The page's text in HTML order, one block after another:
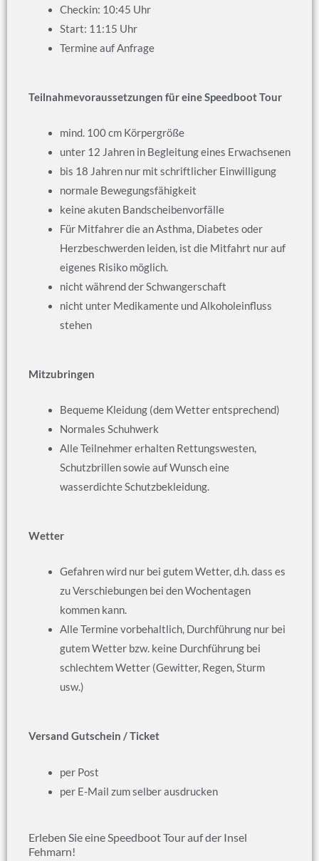
Checkin: 10:45 Uhr
Start: 11:15 Uhr
Termine auf Anfrage
Teilnahmevoraussetzungen für eine Speedboot Tour
mind. 100 cm Körpergröße
unter 12 Jahren in Begleitung eines Erwachsenen
bis 18 Jahren nur mit schriftlicher Einwilligung
normale Bewegungsfähigkeit
keine akuten Bandscheibenvorfälle
Für Mitfahrer die an Asthma, Diabetes oder
Herzbeschwerden leiden, ist die Mitfahrt nur auf
eigenes Risiko möglich.
nicht während der Schwangerschaft
nicht unter Medikamente und Alkoholeinfluss
stehen
Mitzubringen
Bequeme Kleidung (dem Wetter entsprechend)
Normales Schuhwerk
Alle Teilnehmer erhalten Rettungswesten,
Schutzbrillen sowie auf Wunsch eine
wasserdichte Schutzbekleidung.
Wetter
Gefahren wird nur bei gutem Wetter, d.h. dass es
zu Verschiebungen bei den Wochentagen
kommen kann.
Alle Termine vorbehaltlich, Durchführung nur bei
gutem Wetter bzw. keine Durchführung bei
schlechtem Wetter (Gewitter, Regen, Sturm
usw.)
Versand Gutschein / Ticket
per Post
per E-Mail zum selber ausdrucken
Erleben Sie eine Speedboot Tour auf der Insel
Fehmarn!